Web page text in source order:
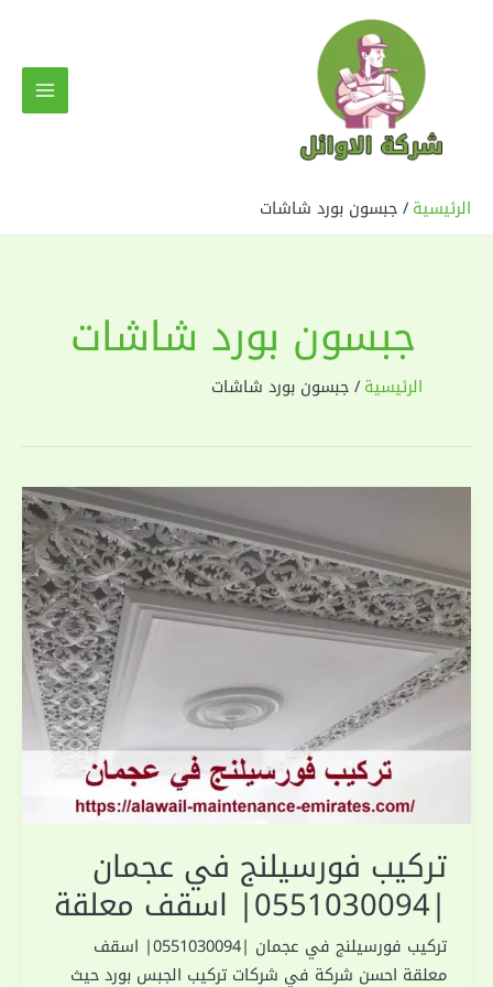
الرئيسية جبسون بورد شاشات
جبسون بورد شاشات
الرئيسية جبسون بورد شاشات
تركيب فورسيلنج في عجمان
|0551030094| اسقف معلقة
تركيب فورسيلنج في عجمان |0551030094| اسقف
معلقة احسن شركة في شركات تركيب الجبس بورد حيث